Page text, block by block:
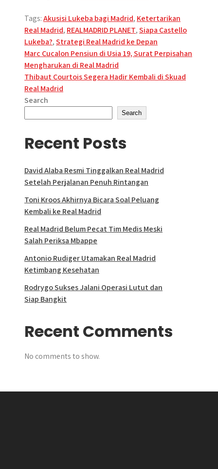
Tags:Akusisi Lukeba bagi Madrid, Ketertarikan
Real Madrid, REALMADRID PLANET,Siapa Castello
Lukeba?,Strategi Real Madrid ke Depan
Post
navigation
Marc Cucalon Pensiun di Usia 19, Surat Perpisahan
Mengharukan di Real Madrid
Thibaut Courtois Segera Hadir Kembali di Skuad
Real Madrid
Search
Search
Recent Posts
David Alaba Resmi Tinggalkan Real Madrid
Setelah Perjalanan Penuh Rintangan
Toni Kroos Akhirnya Bicara Soal Peluang
Kembali ke Real Madrid
Real Madrid Belum Pecat Tim Medis Meski
Salah Periksa Mbappe
Antonio Rudiger Utamakan Real Madrid
Ketimbang Kesehatan
Rodrygo Sukses Jalani Operasi Lutut dan
Siap Bangkit
Recent Comments
No comments to show.